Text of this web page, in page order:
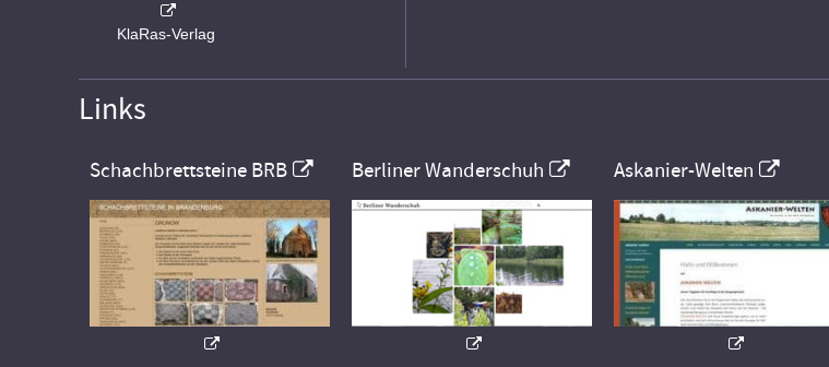
KlaRas-Verlag
Links
Schachbrettsteine BRB Berliner Wanderschuh Askanier-Welten